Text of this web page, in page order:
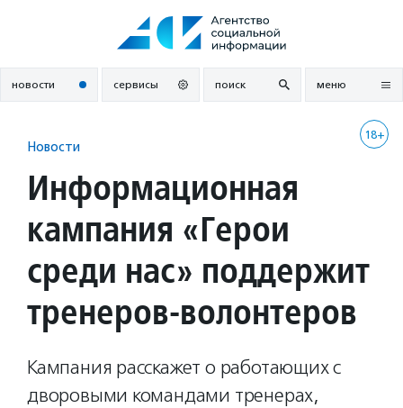
новости сервисы поиск меню
18+
Новости
Информационная
кампания «Герои
среди нас» поддержит
тренеров-волонтеров
Кампания расскажет о работающих с
дворовыми командами тренерах,